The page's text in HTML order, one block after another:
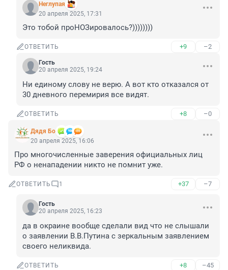
Неглупая
20 апреля 2025, 17:31
Это тобой проНОЗировалось?))))))))
ОТВЕТИТЬ +9 –2
Гость
20 апреля 2025, 19:24
Ни единому слову не верю. А вот кто отказался от
30 дневного перемирия все видят.
ОТВЕТИТЬ +8 –0
Дядя Бо
20 апреля 2025, 16:06
Про многочисленные заверения официальных лиц
РФ о ненападении никто не помнит уже.
ОТВЕТИТЬ 1 +37 –7
Гость
20 апреля 2025, 16:23
да в окраине вообще сделали вид что не слышали
о заявлении В.В.Путина с зеркальным заявлением
своего неликвида.
ОТВЕТИТЬ +8 –45